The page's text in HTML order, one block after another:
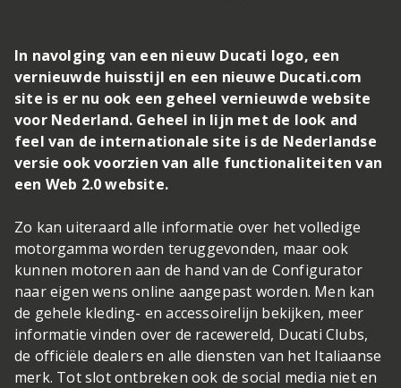
In navolging van een nieuw Ducati logo, een
vernieuwde huisstijl en een nieuwe Ducati.com
site is er nu ook een geheel vernieuwde website
voor Nederland. Geheel in lijn met de look and
feel van de internationale site is de Nederlandse
versie ook voorzien van alle functionaliteiten van
een Web 2.0 website.
Zo kan uiteraard alle informatie over het volledige
motorgamma worden teruggevonden, maar ook
kunnen motoren aan de hand van de Configurator
naar eigen wens online aangepast worden. Men kan
de gehele kleding- en accessoirelijn bekijken, meer
informatie vinden over de racewereld, Ducati Clubs,
de officiële dealers en alle diensten van het Italiaanse
merk. Tot slot ontbreken ook de social media niet en